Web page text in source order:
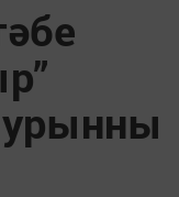
урынны